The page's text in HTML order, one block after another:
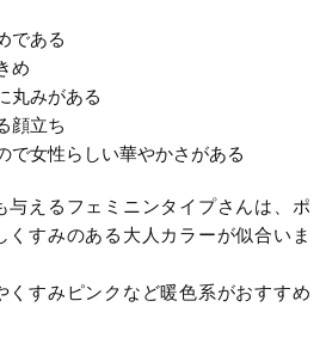
である
め
丸みがある
顔立ち
で女性らしい華やかさがある
与えるフェミニンタイプさんは、ポ
くすみのある大人カラーが似合いま
くすみピンクなど暖色系がおすすめ